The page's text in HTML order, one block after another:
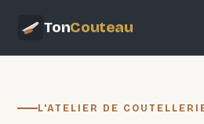
TonCouteau
L'ATELIER DE